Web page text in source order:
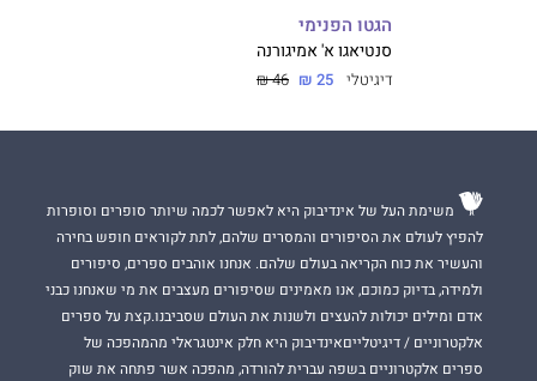
הגטו הפנימי
סנטיאגו א' אמיגורנה
דיגיטלי 25 ₪
46 ₪
משימת העל של אינדיבוק היא לאפשר לכמה שיותר סופרים וסופרות
להפיץ לעולם את הסיפורים והמסרים שלהם, לתת לקוראים חופש בחירה
והעשיר את כוח הקריאה בעולם שלהם. אנחנו אוהבים ספרים, סיפורים
ולמידה, בדיוק כמוכם, אנו מאמינים שסיפורים מעצבים את מי שאנחנו כבני
אדם ומילים יכולות להעצים ולשנות את העולם שסביבנו.קצת על ספרים
אלקטרוניים / דיגיטלייםאינדיבוק היא חלק אינטגראלי מהמהפכה של
ספרים אלקטרוניים בשפה עברית להורדה, מהפכה אשר פתחה את שוק